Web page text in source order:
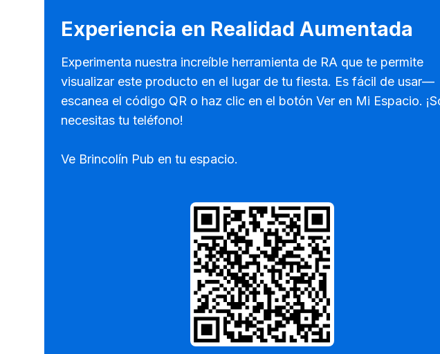
Experiencia en Realidad Aumentada
Experimenta nuestra increíble herramienta de RA que te permite
visualizar este producto en el lugar de tu fiesta. Es fácil de usar—
escanea el código QR o haz clic en el botón Ver en Mi Espacio.
necesitas tu teléfono!
Ve Brincolín Pub en tu espacio.